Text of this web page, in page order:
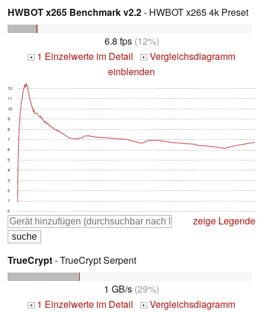
HWBOT x265 Benchmark v2.2- HWBOT x265 4k Preset
6.8 fps(12%)
+ 1 Einzelwerte im Detail + Vergleichsdiagramm
einblenden
0
1
2
3
4
5
6
7
8
9
10
11
12
zeige Legende
TrueCrypt- TrueCrypt Serpent
1 GB/s (29%)
+ 1 Einzelwerte im Detail + Vergleichsdiagramm